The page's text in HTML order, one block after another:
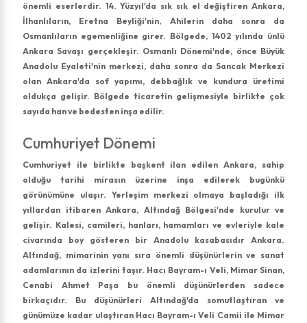
önemli eserlerdir. 14. Yüzyıl'da sık sık el değiştiren Ankara,
İlhanlıların, Eretna Beyliği'nin, Ahilerin daha sonra da
Osmanlıların egemenliğine girer. Bölgede, 1402 yılında ünlü
Ankara Savaşı gerçekleşir. Osmanlı Dönemi'nde, önce Büyük
Anadolu Eyaleti'nin merkezi, daha sonra da Sancak Merkezi
olan Ankara'da sof yapımı, debbağlık ve kundura üretimi
oldukça gelişir. Bölgede ticaretin gelişmesiyle birlikte çok
sayıda han ve bedesten inşa edilir.
Cumhuriyet Dönemi
Cumhuriyet ile birlikte başkent ilan edilen Ankara, sahip
olduğu tarihi mirasın üzerine inşa edilerek bugünkü
görünümüne ulaşır. Yerleşim merkezi olmaya başladığı ilk
yıllardan itibaren Ankara, Altındağ Bölgesi'nde kurulur ve
gelişir. Kalesi, camileri, hanları, hamamları ve evleriyle kale
civarında boy gösteren bir Anadolu kasabasıdır Ankara.
Altındağ, mimarinin yanı sıra önemli düşünürlerin ve sanat
adamlarının da izlerini taşır. Hacı Bayram-ı Veli, Mimar Sinan,
Cenabi Ahmet Paşa bu önemli düşünürlerden sadece
birkaçıdır. Bu düşünürleri Altındağ'da somutlaştıran ve
günümüze kadar ulaştıran Hacı Bayram-ı Veli Camii ile Mimar